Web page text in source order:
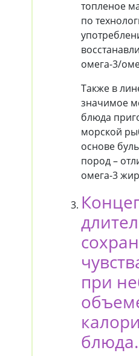
топленое
по
омега-3/
Также в
значимое
блюда
морской
основе
пород –
омега-3
при
блюда.